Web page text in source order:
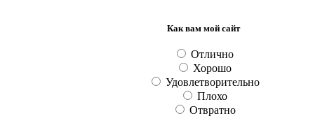
Как вам мой сайт
Отлично
Хорошо
Удовлетворительно
Плохо
Отвратно